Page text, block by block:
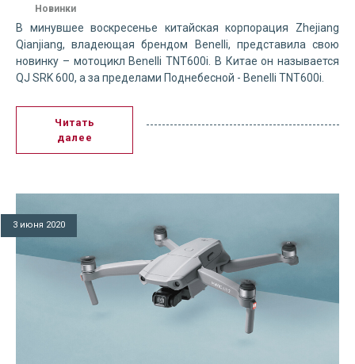
Новинки
В минувшее воскресенье китайская корпорация Zhejiang
Qianjiang, владеющая брендом Benelli, представила свою
новинку – мотоцикл Benelli TNT600i. В Китае он называется
QJ SRK 600, а за пределами Поднебесной - Benelli TNT600i.
Читать
далее
3 июня 2020